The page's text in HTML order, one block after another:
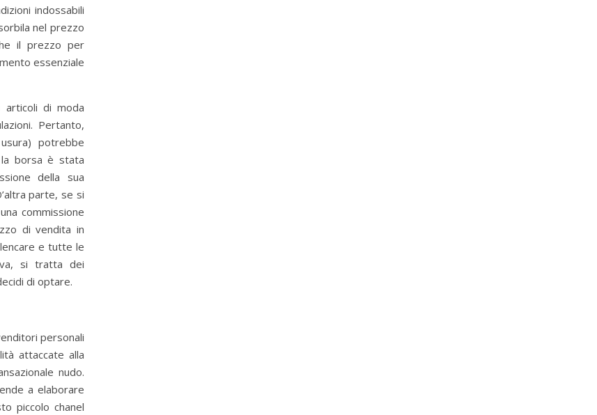
indossabili
nel prezzo
il prezzo per
essenziale
articoli di moda
Pertanto,
potrebbe
borsa è stata
della sua
parte, se si
commissione
di vendita in
e tutte le
si tratta dei
di optare.
personali
attaccate alla
nudo.
a elaborare
piccolo chanel